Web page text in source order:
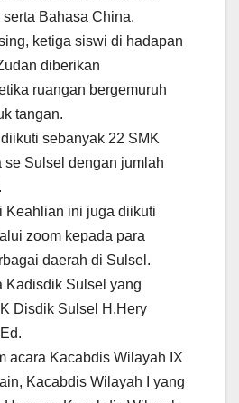
Bahasa China.
ketiga siswi di hadapan
diberikan
ruangan bergemuruh
tangan.
sebanyak 22 SMK
se Sulsel dengan jumlah
Keahlian ini juga diikuti
zoom kepada para
daerah di Sulsel.
Kadisdik Sulsel yang
Disdik Sulsel H.Hery
acara Kacabdis Wilayah IX
Kacabdis Wilayah I yang